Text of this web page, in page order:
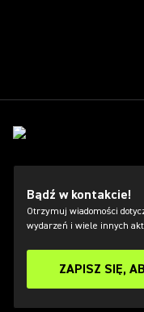
Bądź w kontakcie!
Otrzymuj wiadomości
wydarzeń i wiele innych
ZAPISZ SIĘ,